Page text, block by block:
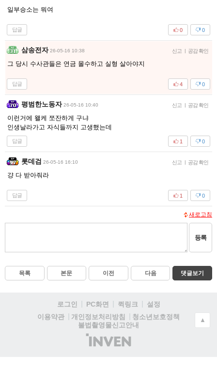
일부승소는 뭐여
답글 0
0
삼송전자 26-05-16 10:38 신고 | 공감 확인
그 당시 수사관들은 연금 몰수하고 실형 살아야지
답글 0
4
평범한노동자 26-05-16 10:40 신고 | 공감 확인
이런거에 왤케 쪼잔하게 구냐
인생날라가고 자식들까지 고생했는데
답글 0
1
롯데검 26-05-16 16:10 신고 | 공감 확인
걍 다 받아줘라
답글 0
1
새로고침
등록
목록 본문 이전 다음 댓글보기
로그인 PC화면 퀵링크
설정
이용약관
개인정보처리방침
청소년보호정책
불법촬영물신고안내
(주)
인
▲